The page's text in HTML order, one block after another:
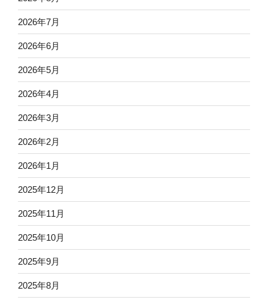
2026年7月
2026年6月
2026年5月
2026年4月
2026年3月
2026年2月
2026年1月
2025年12月
2025年11月
2025年10月
2025年9月
2025年8月